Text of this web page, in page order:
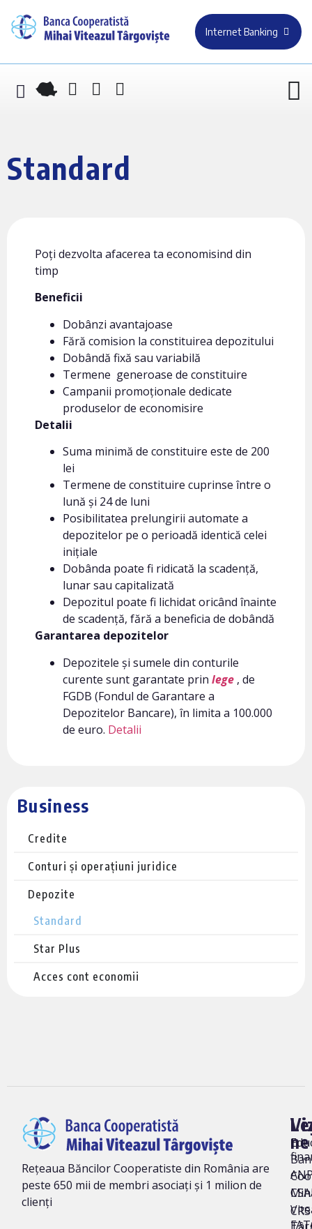
Internet Banking
Standard
Business
Credite
Conturi și operațiuni juridice
Depozite
Standard
Star Plus
Acces cont economii
Poți dezvolta afacerea ta economisind din
timp
Beneficii
Dobânzi avantajoase
Fără comision la constituirea depozitului
Dobândă fixă sau variabilă
Termene generoase de constituire
Campanii promoționale dedicate
produselor de economisire
Detalii
Suma minimă de constituire este de 200
lei
Termene de constituire cuprinse între o
lună și 24 de luni
Posibilitatea prelungirii automate a
depozitelor pe o perioadă identică celei
inițiale
Dobânda poate fi ridicată la scadență,
lunar sau capitalizată
Depozitul poate fi lichidat oricând înainte
de scadență, fără a beneficia de dobândă
Garantarea depozitelor
Depozitele și sumele din conturile
curente sunt garantate prin lege , de
FGDB (Fondul de Garantare a
Depozitelor Bancare), în limita a 100.000
de euro. Detalii
Rețeaua Băncilor Cooperatiste din România are
peste 650 mii de membri asociați și 1 milion de
clienți
ne